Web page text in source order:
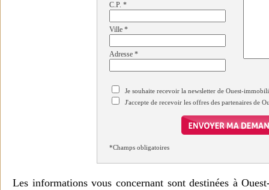
C.P. *
Ville *
Adresse *
Je souhaite recevoir la newsletter de Ouest-
J'accepte de recevoir les offres des partenaires de
*Champs obligatoires
Les informations vous concernant sont destinées à